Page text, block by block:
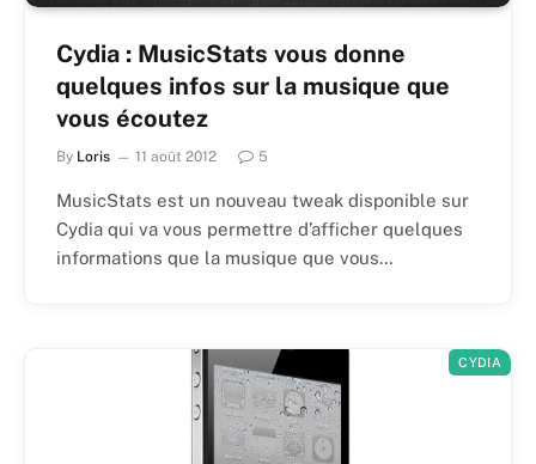
Cydia : MusicStats vous donne
quelques infos sur la musique que
vous écoutez
By Loris 11 août 2012 5
MusicStats est un nouveau tweak disponible sur
Cydia qui va vous permettre d’afficher quelques
informations que la musique que vous…
CYDIA